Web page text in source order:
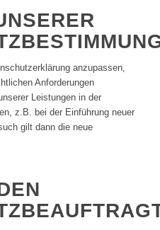
anzupassen,
Anforderungen
Leistungen in der
z.B. bei der Einführung neuer
gilt dann die neue